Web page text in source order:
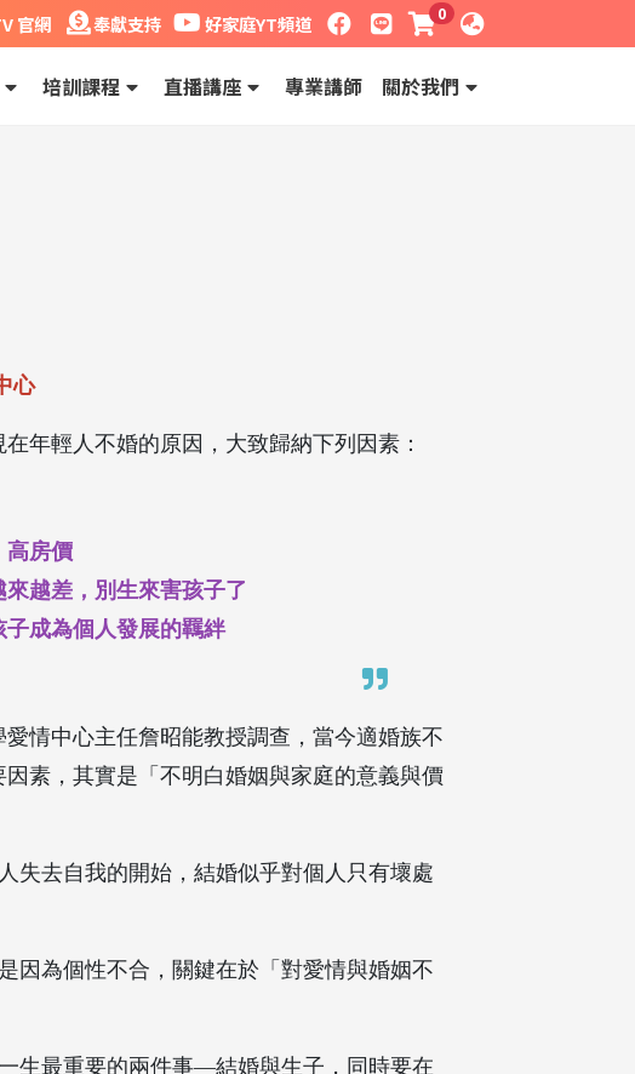
網
官網 奉獻支持
奉獻支持 好家庭YT頻道
好家庭YT頻道 facebook粉絲專頁
LINE 課程購物車
0 語系
培訓課程 直播講座 專業講師 關於我們
心
年輕人不婚的原因，大致歸納下列因素：
高房價
越差，別生來害孩子了
成為個人發展的羈絆
情中心主任詹昭能教授調查，當今適婚族不
素，其實是「不明白婚姻與家庭的意義與價
失去自我的開始，結婚似乎對個人只有壞處
因為個性不合，關鍵在於「對愛情與婚姻不
生最重要的兩件事―結婚與生子，同時要在